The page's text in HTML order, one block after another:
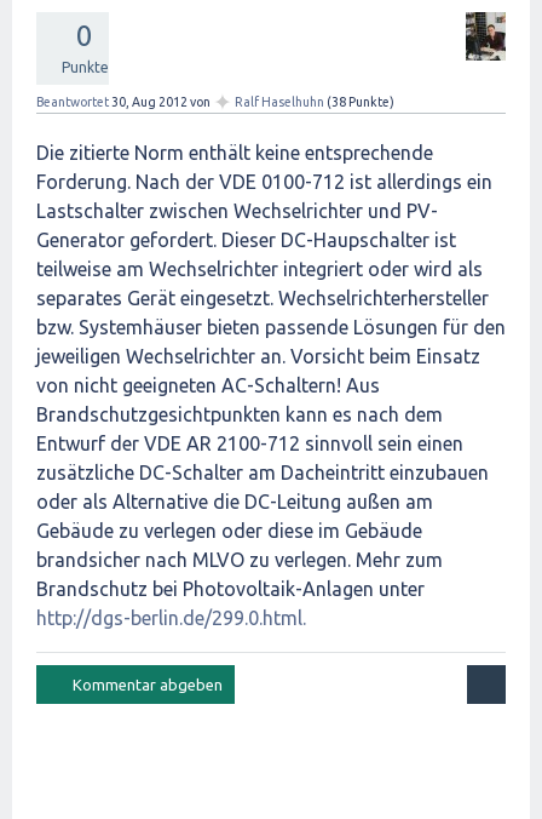
0
Punkte
Beantwortet 30, Aug 2012 von ✦ Ralf Haselhuhn (38 Punkte)
Die zitierte Norm enthält keine entsprechende
Forderung. Nach der VDE 0100-712 ist allerdings ein
Lastschalter zwischen Wechselrichter und PV-
Generator gefordert. Dieser DC-Haupschalter ist
teilweise am Wechselrichter integriert oder wird als
separates Gerät eingesetzt. Wechselrichterhersteller
bzw. Systemhäuser bieten passende Lösungen für den
jeweiligen Wechselrichter an. Vorsicht beim Einsatz
von nicht geeigneten AC-Schaltern! Aus
Brandschutzgesichtpunkten kann es nach dem
Entwurf der VDE AR 2100-712 sinnvoll sein einen
zusätzliche DC-Schalter am Dacheintritt einzubauen
oder als Alternative die DC-Leitung außen am
Gebäude zu verlegen oder diese im Gebäude
brandsicher nach MLVO zu verlegen. Mehr zum
Brandschutz bei Photovoltaik-Anlagen unter
http://dgs-berlin.de/299.0.html.